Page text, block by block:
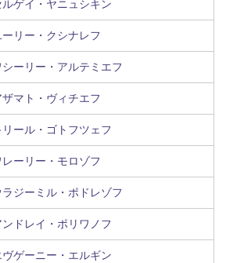
ルゲイ・ヤニュシキン
ーリー・クシナレフ
シーリー・アルテミエフ
ザマト・ヴィチエフ
リール・ゴトフツェフ
レーリー・モロゾフ
ラジーミル・ポドレゾフ
ンドレイ・ポリワノフ
ヴゲーニー・エルギン